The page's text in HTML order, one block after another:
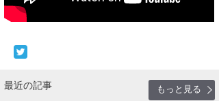
最近の記事
もっと見る
Core Surf Japan
mitsuteru Kamio
SURFMEDIA
波伝説アンバサダー/プロライダー